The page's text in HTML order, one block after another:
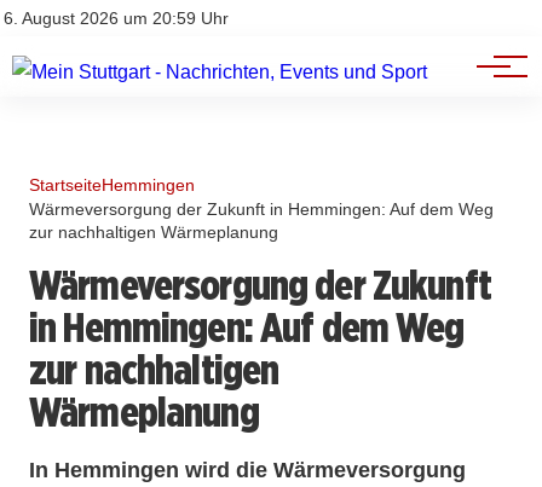
6. August 2026 um 20:59 Uhr
Impressum
Branchenbuch
Werbung
StartseiteHemmingen
Wärmeversorgung der Zukunft in Hemmingen: Auf dem Weg
zur nachhaltigen Wärmeplanung
Wärmeversorgung der Zukunft
in Hemmingen: Auf dem Weg
zur nachhaltigen
Wärmeplanung
In Hemmingen wird die Wärmeversorgung